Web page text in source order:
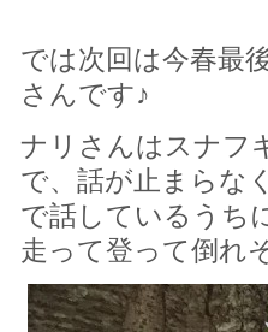
では次回は今春最
さんです♪
ナリさんはスナフ
で、話が止まらな
で話しているうち
走って登って倒れ